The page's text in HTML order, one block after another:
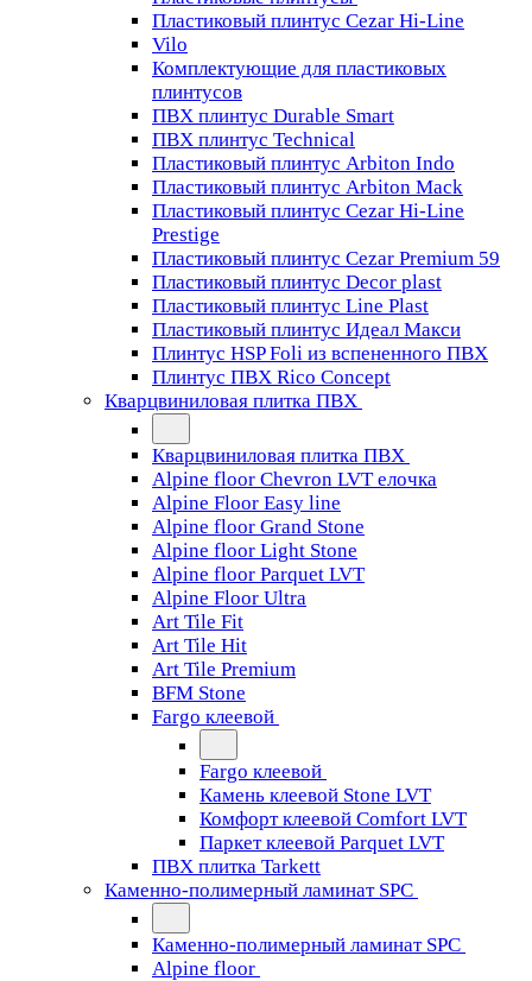
Пластиковый плинтус Cezar Hi-Line
Vilo
Комплектующие для пластиковых
плинтусов
ПВХ плинтус Durable Smart
ПВХ плинтус Technical
Пластиковый плинтус Arbiton Indo
Пластиковый плинтус Arbiton Mack
Пластиковый плинтус Cezar Hi-Line
Prestige
Пластиковый плинтус Cezar Premium 59
Пластиковый плинтус Decor plast
Пластиковый плинтус Line Plast
Пластиковый плинтус Идеал Макси
Плинтус HSP Foli из вспененного ПВХ
Плинтус ПВХ Rico Concept
Кварцвиниловая плитка ПВХ
Кварцвиниловая плитка ПВХ
Alpine floor Chevron LVT елочка
Alpine Floor Easy line
Alpine floor Grand Stone
Alpine floor Light Stone
Alpine floor Parquet LVT
Alpine Floor Ultra
Art Tile Fit
Art Tile Hit
Art Tile Premium
BFM Stone
Fargo клеевой
Fargo клеевой
Камень клеевой Stone LVT
Комфорт клеевой Comfort LVT
Паркет клеевой Parquet LVT
ПВХ плитка Tarkett
Каменно-полимерный ламинат SPC
Каменно-полимерный ламинат SPC
Alpine floor